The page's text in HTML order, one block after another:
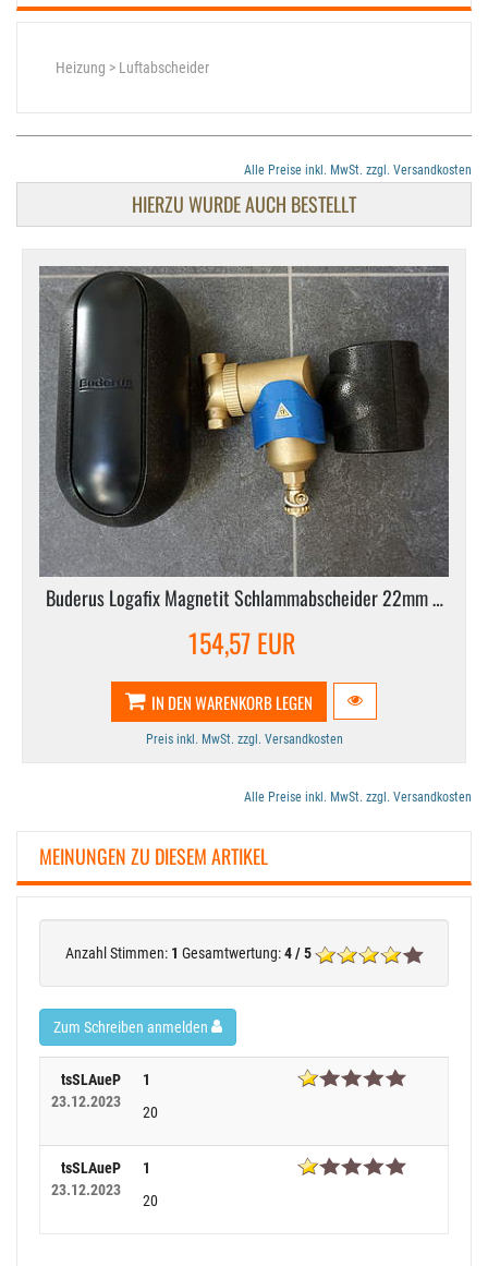
Heizung > Luftabscheider
Alle Preise inkl. MwSt. zzgl. Versandkosten
HIERZU WURDE AUCH BESTELLT
Buderus Logafix Magnetit Schlammabscheider 22mm …
154,57 EUR
IN DEN WARENKORB LEGEN
Preis inkl. MwSt. zzgl. Versandkosten
Alle Preise inkl. MwSt. zzgl. Versandkosten
MEINUNGEN ZU DIESEM ARTIKEL
Anzahl Stimmen: 1 Gesamtwertung:4 / 5
Zum Schreiben anmelden
tsSLAueP
23.12.2023
1
20
tsSLAueP
23.12.2023
1
20